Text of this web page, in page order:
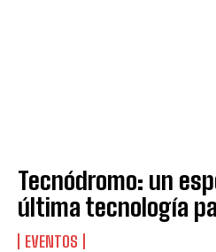
Tecnódromo: un
última tecnología
EVENTOS